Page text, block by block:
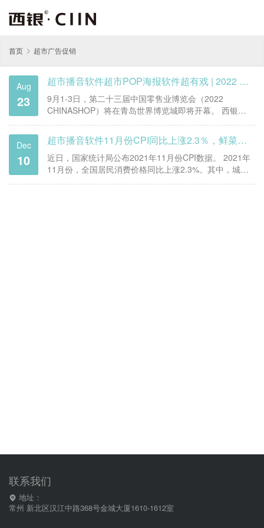
首页 超市广告促销
Aug
23
超市播音软件超市POP海报软件超有戏 | 2022 CHINASHOP西银软件新品发布——门店数字营销三剑客
9月1-3日，第二十三届中国零售业博览会（2022
CHINASHOP）将在青岛世界博览城即将开幕。 西银软
字媒体开放平台震撼上市！ 长期深耕中国商超播音软件
行业的高端品牌——西银播音大师提供超市广告促销的
一系列产品和解…
Dec
10
超市播音软件11月份CPI同比上涨2.3％，鲜菜价格涨幅较大
近日，国家统计局公布2021年11月份CPI数据。 2021年
11月份，全国居民消费价格同比上涨2.3%。其中，城市
联系我们
地址：
常州 新北区汉江中路368号金城大厦1610-1612室